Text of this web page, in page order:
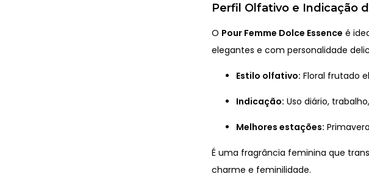
Perfil Olfativo e Indicação
O Pour Femme Dolce Essence é
elegantes e com personalidade
Estilo olfativo: Floral frutado
Indicação: Uso diário,
Melhores estações:
É uma fragrância feminina que
charme e feminilidade.